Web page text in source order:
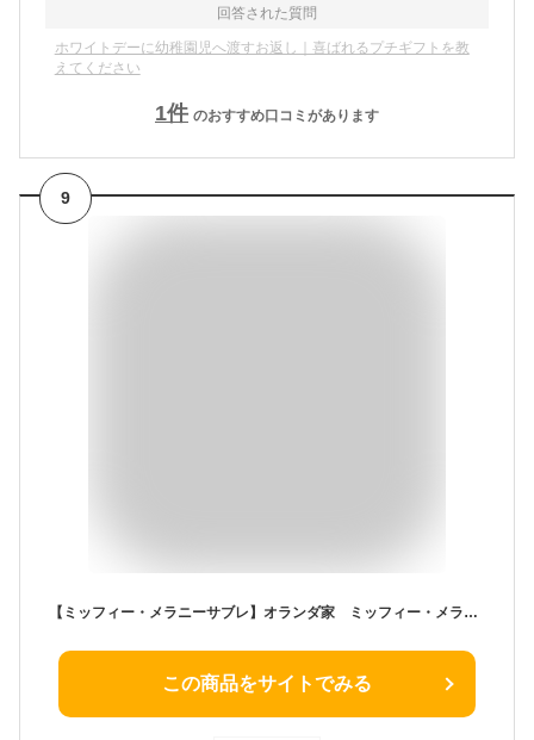
回答された質問
ホワイトデーに幼稚園児へ渡すお返し｜喜ばれるプチギフトを教
えてください
1件 のおすすめ口コミがあります
9
【ミッフィー・メラニーサブレ】オランダ家 ミッフィー・メラニーサブレ 彼女 彼氏 プレゼント しなこボンボン ボンボン シャインマスカットボンボン 果汁のしずく レモンボンボン ウイスキーボンボン 2026バレンタイン ホワイトデー
この商品をサイトでみる